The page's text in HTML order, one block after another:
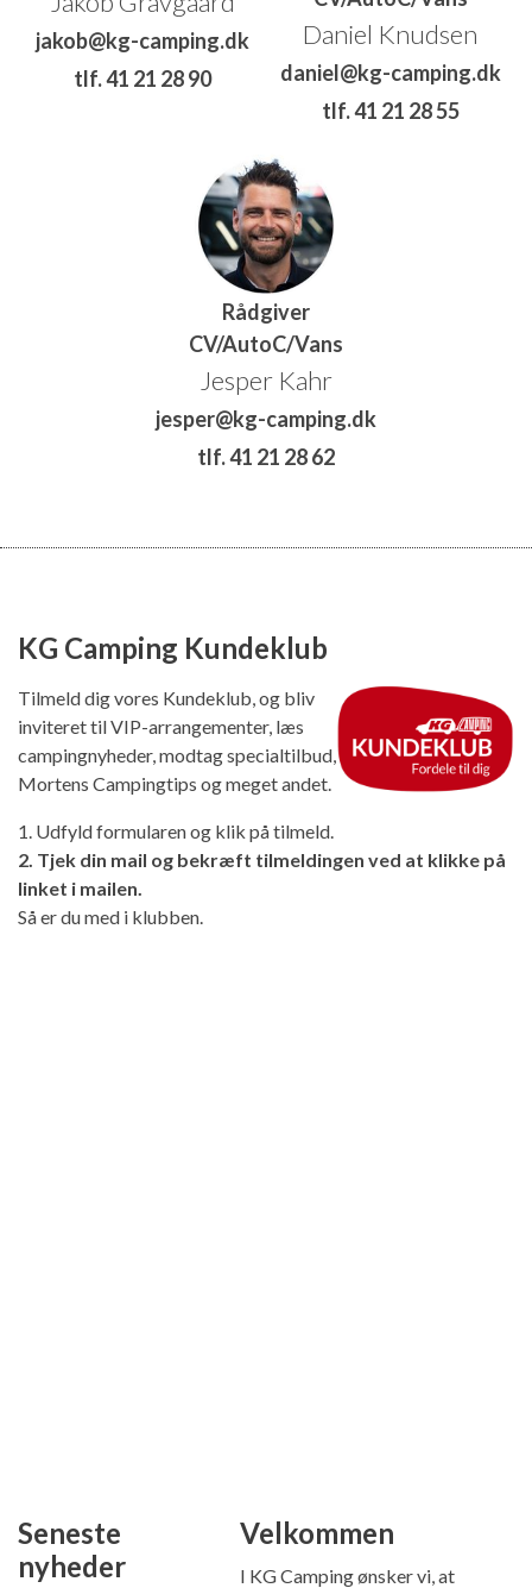
jakob@kg-camping.dk
tlf. 41 21 28 90
Daniel Knudsen
daniel@kg-camping.dk
tlf. 41 21 28 55
Rådgiver
CV/AutoC/Vans
Jesper Kahr
jesper@kg-camping.dk
tlf. 41 21 28 62
KG Camping Kundeklub
Tilmeld dig vores Kundeklub, og bliv
inviteret til VIP-arrangementer, læs
campingnyheder, modtag specialtilbud,
Mortens Campingtips og meget andet.
1. Udfyld formularen og klik på tilmeld.
2. Tjek din mail og bekræft tilmeldingen ved at klikke på
linket i mailen.
Så er du med i klubben.
Seneste
nyheder
Velkommen
I KG Camping ønsker vi, at